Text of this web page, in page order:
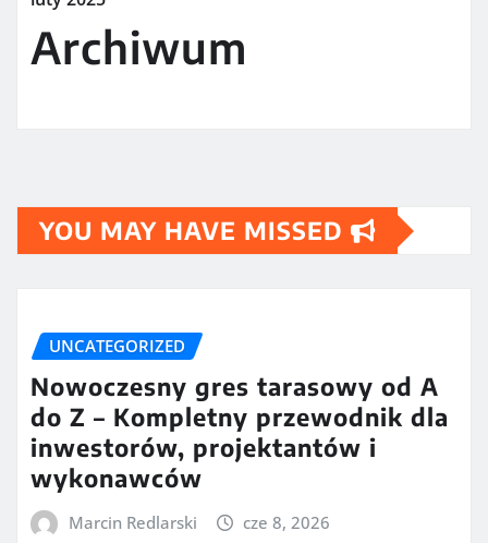
Archiwum
YOU MAY HAVE MISSED
UNCATEGORIZED
Nowoczesny gres tarasowy od A
do Z – Kompletny przewodnik dla
inwestorów, projektantów i
wykonawców
Marcin Redlarski cze 8, 2026